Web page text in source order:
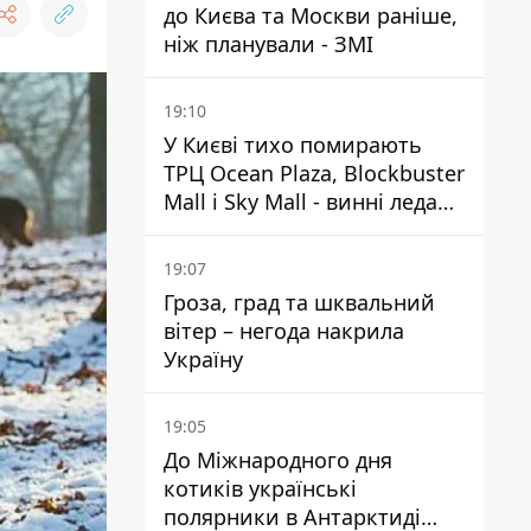
до Києва та Москви раніше,
ніж планували - ЗМІ
19:10
У Києві тихо помирають
ТРЦ Ocean Plaza, Blockbuster
Mall і Sky Mall - винні ледачі
менеджери й канібалізм
19:07
Гроза, град та шквальний
вітер – негода накрила
Україну
19:05
До Міжнародного дня
котиків українські
полярники в Антарктиді